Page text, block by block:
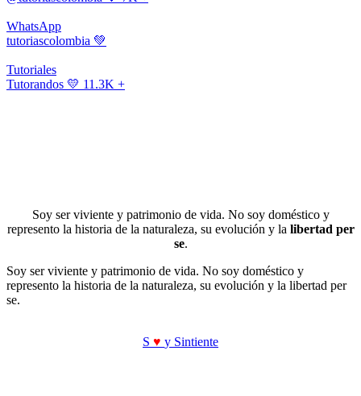
WhatsApp
tutoriascolombia 💚
Tutoriales
Tutorandos 💛 11.3K +
Soy ser viviente y patrimonio de vida. No soy doméstico y
represento la historia de la naturaleza, su evolución y la libertad per
se.
Soy ser viviente y patrimonio de vida. No soy doméstico y
represento la historia de la naturaleza, su evolución y la libertad per
se.
S ♥ y Sintiente